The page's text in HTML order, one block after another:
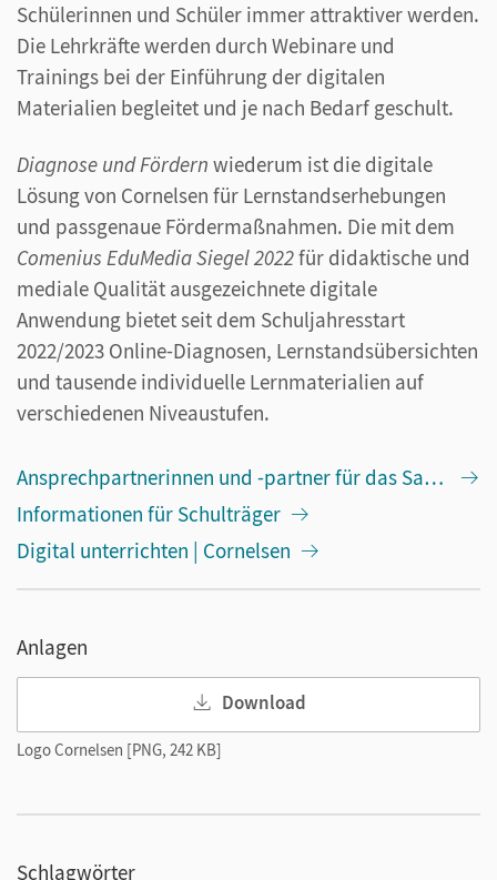
Schülerinnen und Schüler immer attraktiver werden.
Die Lehrkräfte werden durch Webinare und
Trainings bei der Einführung der digitalen
Materialien begleitet und je nach Bedarf geschult.
Diagnose und Fördern wiederum ist die digitale
Lösung von Cornelsen für Lernstandserhebungen
und passgenaue Fördermaßnahmen. Die mit dem
Comenius EduMedia Siegel 2022für didaktische und
mediale Qualität ausgezeichnete digitale
Anwendung bietet seit dem Schuljahresstart
2022/2023 Online-Diagnosen, Lernstandsübersichten
und tausende individuelle Lernmaterialien auf
verschiedenen Niveaustufen.
Ansprechpartnerinnen und -partner für das Saarland
Informationen für Schulträger
Digital unterrichten | Cornelsen
Anlagen
Download
Logo Cornelsen [PNG, 242 KB]
Schlagwörter